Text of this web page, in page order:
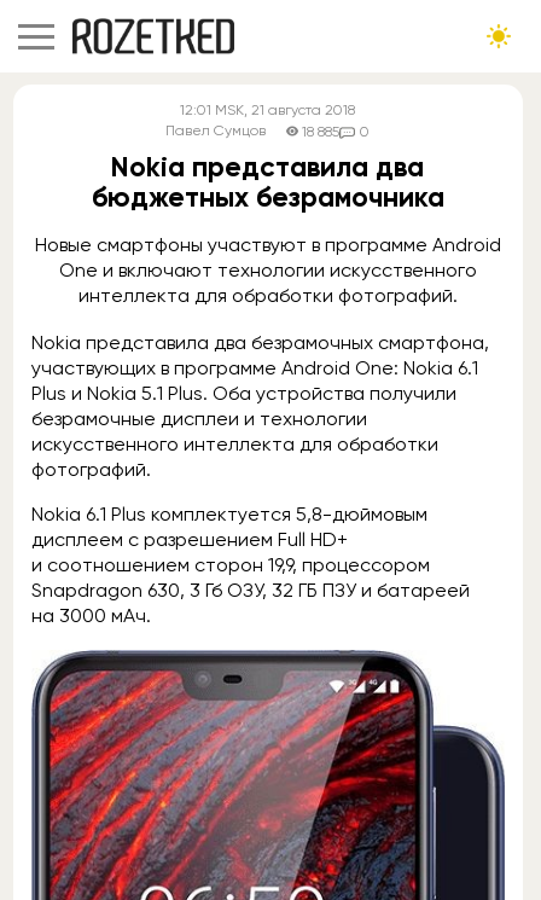
12:01 MSK, 21 августа 2018
Павел Сумцов
18 885 0
Nokia представила два
бюджетных безрамочника
Новые смартфоны участвуют в программе Android
One и включают технологии искусственного
интеллекта для обработки фотографий.
Nokia представила два безрамочных смартфона,
участвующих в программе Android One: Nokia 6.1
Plus и Nokia 5.1 Plus. Оба устройства получили
безрамочные дисплеи и технологии
искусственного интеллекта для обработки
фотографий.
Nokia 6.1 Plus комплектуется 5,8-дюймовым
дисплеем с разрешением Full HD+
и соотношением сторон 19,9, процессором
Snapdragon 630, 3 Гб ОЗУ, 32 ГБ ПЗУ и батареей
на 3000 мАч.